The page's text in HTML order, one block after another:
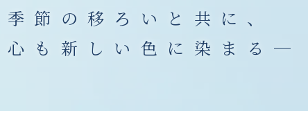
季節の移ろいと共に、
心も新しい色に染まる─